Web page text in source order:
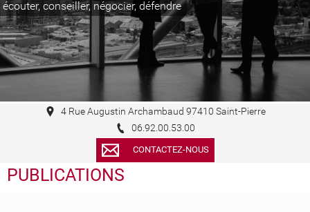
écouter, conseiller, négocier, défendre
4 Rue Augustin Archambaud 97410 Saint-Pierre
06.92.00.53.00
CONTACTEZ-NOUS
PUBLICATIONS